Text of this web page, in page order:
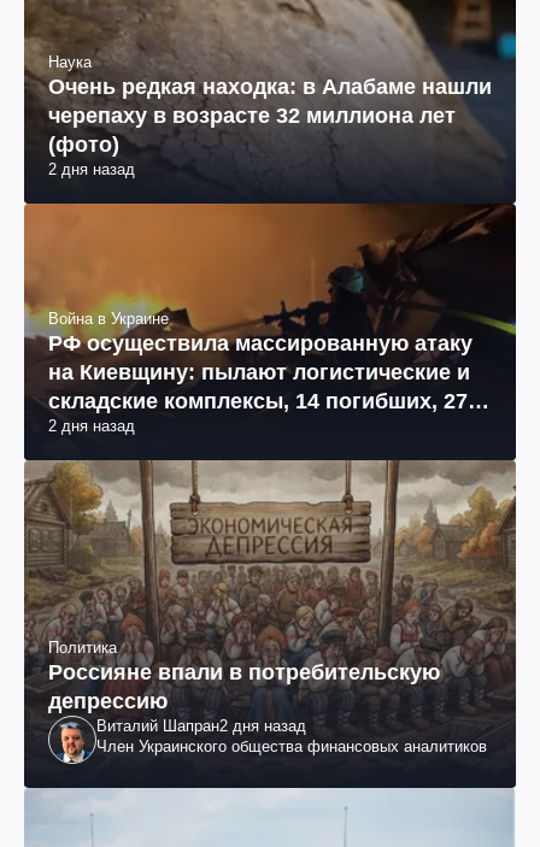
Наука
Очень редкая находка: в Алабаме нашли
черепаху в возрасте 32 миллиона лет
(фото)
2 дня назад
Война в Украине
РФ осуществила массированную атаку
на Киевщину: пылают логистические и
складские комплексы, 14 погибших, 27
раненых (фото, видео)
2 дня назад
Политика
Россияне впали в потребительскую
депрессию
Виталий Шапран2 дня назад
Член Украинского общества финансовых аналитиков